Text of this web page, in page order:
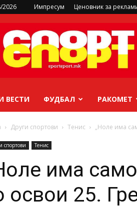
2026 Импресум Ценовник за
sportsport.mk
ВЕСТИ ФУДБАЛ РАКОМЕТ
Други спортови Тенис „Ноле има
спортови Тенис
има
освои 25.